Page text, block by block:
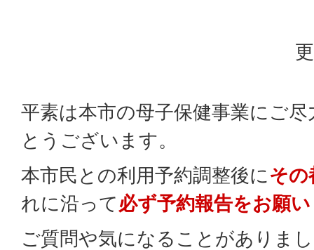
平素は本市の母子保健事業にご
とうございます。
本市民との利用予約調整後にその
れに沿って必ず予約報告をお願
ご質問や気になることがありま